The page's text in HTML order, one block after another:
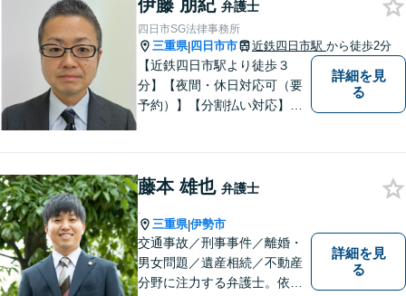
得する解決を目指します【交
通事故】示談金の増額に向け
尽力
伊藤 朋紀 弁護士
四日市SG法律事務所
三重県| 四日市市 近鉄四日市駅 から徒歩2分
【近鉄四日市駅より徒歩３
分】【夜間・休日対応可（要
予約）】【分割払い対応】
して、一緒に解決方法を考え
ばと思いますので、お気軽に
ご相談ください。
詳細を見
る
藤本 雄也 弁護士
.
三重県|伊勢市
交通事故／刑事事件／離婚・
男女問題／遺産相続／不動産
分野に注力する弁護士。依頼
詳細を見
る